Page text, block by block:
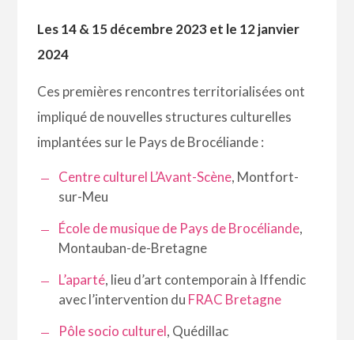
Les 14 & 15 décembre 2023 et le 12 janvier
2024
Ces premières rencontres territorialisées ont
impliqué de nouvelles structures culturelles
implantées sur le Pays de Brocéliande :
Centre culturel L’Avant-Scène, Montfort-
sur-Meu
École de musique de Pays de Brocéliande,
Montauban-de-Bretagne
L’aparté, lieu d’art contemporain à Iffendic
avec l’intervention du FRAC Bretagne
Pôle socio culturel, Quédillac